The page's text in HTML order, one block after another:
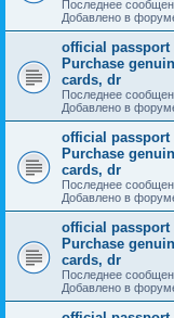
Последнее
Добавлено в
official passport
Purchase
cards, dr
Последнее
Добавлено в
official passport
Purchase
cards, dr
Последнее
Добавлено в
official passport
Purchase
cards, dr
Последнее
Добавлено в